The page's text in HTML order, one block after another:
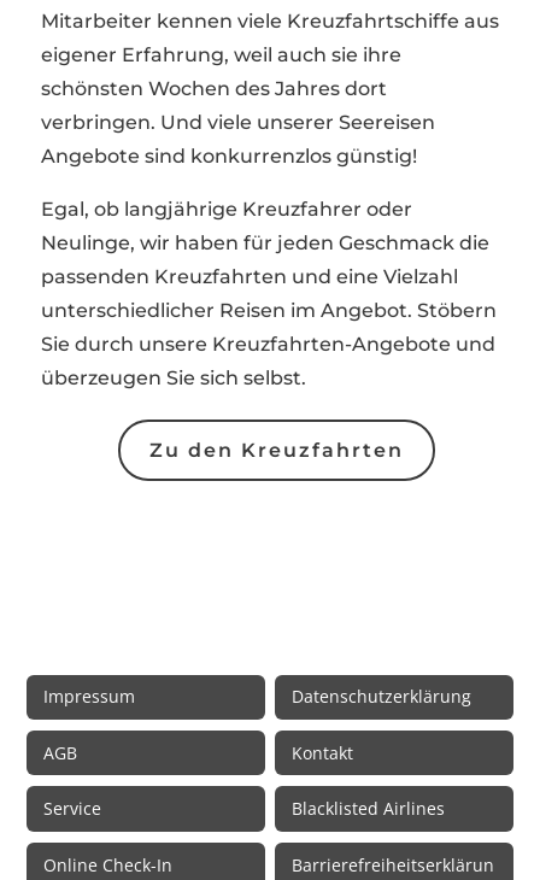
Mitarbeiter kennen viele Kreuzfahrtschiffe aus
eigener Erfahrung, weil auch sie ihre
schönsten Wochen des Jahres dort
verbringen. Und viele unserer Seereisen
Angebote sind konkurrenzlos günstig!
Egal, ob langjährige Kreuzfahrer oder
Neulinge, wir haben für jeden Geschmack die
passenden Kreuzfahrten und eine Vielzahl
unterschiedlicher Reisen im Angebot. Stöbern
Sie durch unsere Kreuzfahrten-Angebote und
überzeugen Sie sich selbst.
Zu den Kreuzfahrten
Impressum Datenschutzerklärung
AGB Kontakt
Service Blacklisted Airlines
Online Check-In
Barrierefreiheitserklärun